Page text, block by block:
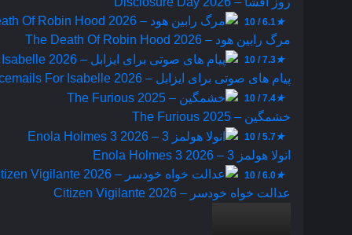
★
6.1 / 10
مرگ رابین هود – The Death Of Robin Hood 2026
★
7.3 / 10
پیام‌ های صوتی برای ایزابل – Voicemails For Isabelle 2026
★
7.4 / 10
خشمگین – The Furious 2025
★
5.7 / 10
انولا هولمز 3 – Enola Holmes 3 2026
★
6.0 / 10
عدالت‌ خواه خودسر – Citizen Vigilante 2026